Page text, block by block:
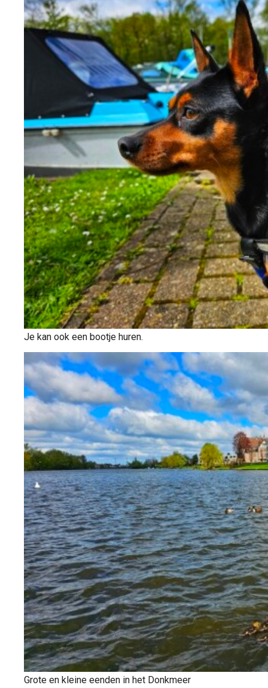
Je kan ook een bootje huren.
Grote en kleine eenden in het Donkmeer